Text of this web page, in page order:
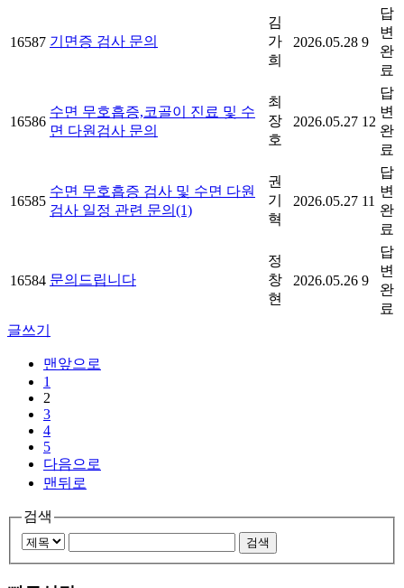
16587 기면증 검사 문의
김
가
희
2026.05.28 9
답
변
완
료
16586
수면 무호흡증,코골이 진료 및 수
면 다원검사 문의
최
장
호
2026.05.27 12
답
변
완
료
16585
수면 무호흡증 검사 및 수면 다원
검사 일정 관련 문의(1)
권
기
혁
2026.05.27 11
답
변
완
료
16584 문의드립니다
정
창
현
2026.05.26 9
답
변
완
료
글쓰기
맨앞으로
1
2
3
4
5
다음으로
맨뒤로
검색